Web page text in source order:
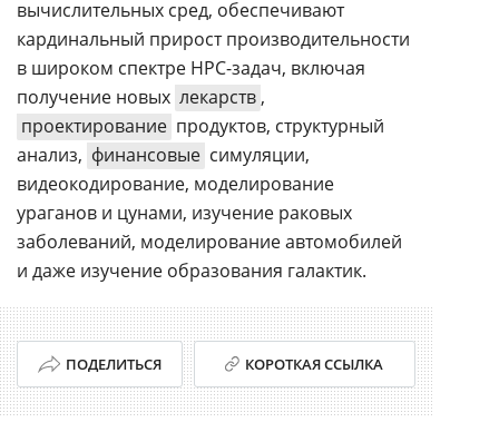
вычислительных сред, обеспечивают
кардинальный прирост производительности
в широком спектре HPC-задач, включая
получение новых лекарств ,
проектирование продуктов, структурный
анализ, финансовые симуляции,
видеокодирование, моделирование
ураганов и цунами, изучение раковых
заболеваний, моделирование автомобилей
и даже изучение образования галактик.
ПОДЕЛИТЬСЯ КОРОТКАЯ ССЫЛКА